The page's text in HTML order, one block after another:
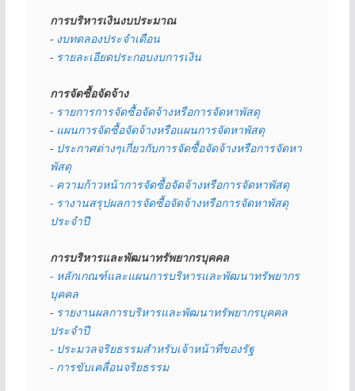
การบริหารเงินงบประมาณ
- งบทดลองประจำเดือน
- รายละเอียดประกอบงบการเงิน
การจัดซื้อจัดจ้าง
- รายการการจัดซื้อจัดจ้างหรือการจัดหาพัสดุ
- แผนการจัดซื้อจัดจ้างหรือแผนการจัดหาพัสดุ
- ประกาศต่างๆเกี่ยวกับการจัดซื้อจัดจ้างหรือการจัดหา
พัสดุ
- ความก้าวหน้าการจัดซื้อจัดจ้างหรือการจัดหาพัสดุ
- รางานสรุปผลการจัดซื้อจัดจ้างหรือการจัดหาพัสดุ
ประจำปี
การบริหารและพัฒนาทรัพยากรบุคคล
- หลักเกณฑ์และแผนการบริหารและพัฒนาทรัพยากร
บุคคล
- รายงานผลการบริหารและพัฒนาทรัพยากรบุคคล
ประจำปี
- ประมวลจริยธรรมสำหรับเจ้าหน้าที่ของรัฐ
- การขับเคลื่อนจริยธรรม